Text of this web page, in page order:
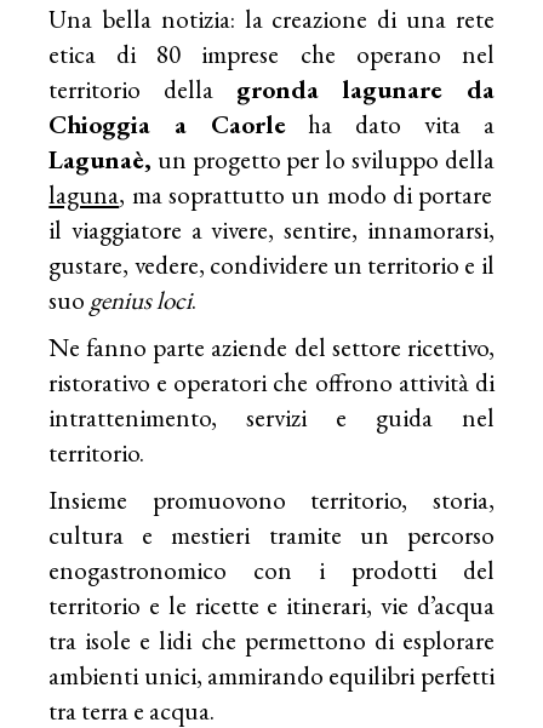
Una bella notizia: la creazione di una rete
etica di 80 imprese che operano nel
territorio della gronda lagunare da
Chioggia a Caorleha dato vita a
Lagunaè, un progetto per lo sviluppo della
laguna, ma soprattutto un modo di portare
il viaggiatore a vivere, sentire, innamorarsi,
gustare, vedere, condividere un territorio e il
suo genius loci.
Ne fanno parte aziende del settore ricettivo,
ristorativo e operatori che offrono attività di
intrattenimento, servizi e guida nel
territorio.
Insieme promuovono territorio, storia,
cultura e mestieri tramite un percorso
enogastronomico con i prodotti del
territorio e le ricette e itinerari, vie d’acqua
tra isole e lidi che permettono di esplorare
ambienti unici, ammirando equilibri perfetti
tra terra e acqua.